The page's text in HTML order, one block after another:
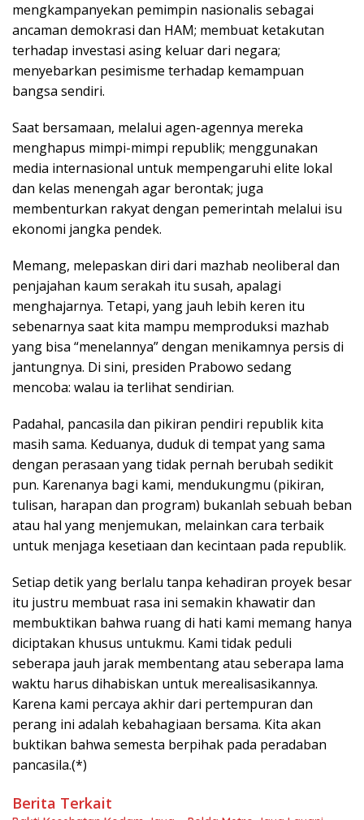
mengkampanyekan pemimpin nasionalis sebagai
ancaman demokrasi dan HAM; membuat ketakutan
terhadap investasi asing keluar dari negara;
menyebarkan pesimisme terhadap kemampuan
bangsa sendiri.
Saat bersamaan, melalui agen-agennya mereka
menghapus mimpi-mimpi republik; menggunakan
media internasional untuk mempengaruhi elite lokal
dan kelas menengah agar berontak; juga
membenturkan rakyat dengan pemerintah melalui isu
ekonomi jangka pendek.
Memang, melepaskan diri dari mazhab neoliberal dan
penjajahan kaum serakah itu susah, apalagi
menghajarnya. Tetapi, yang jauh lebih keren itu
sebenarnya saat kita mampu memproduksi mazhab
yang bisa “menelannya” dengan menikamnya persis di
jantungnya. Di sini, presiden Prabowo sedang
mencoba: walau ia terlihat sendirian.
Padahal, pancasila dan pikiran pendiri republik kita
masih sama. Keduanya, duduk di tempat yang sama
dengan perasaan yang tidak pernah berubah sedikit
pun. Karenanya bagi kami, mendukungmu (pikiran,
tulisan, harapan dan program) bukanlah sebuah beban
atau hal yang menjemukan, melainkan cara terbaik
untuk menjaga kesetiaan dan kecintaan pada republik.
Setiap detik yang berlalu tanpa kehadiran proyek besar
itu justru membuat rasa ini semakin khawatir dan
membuktikan bahwa ruang di hati kami memang hanya
diciptakan khusus untukmu. Kami tidak peduli
seberapa jauh jarak membentang atau seberapa lama
waktu harus dihabiskan untuk merealisasikannya.
Karena kami percaya akhir dari pertempuran dan
perang ini adalah kebahagiaan bersama. Kita akan
buktikan bahwa semesta berpihak pada peradaban
pancasila.(*)
Berita Terkait